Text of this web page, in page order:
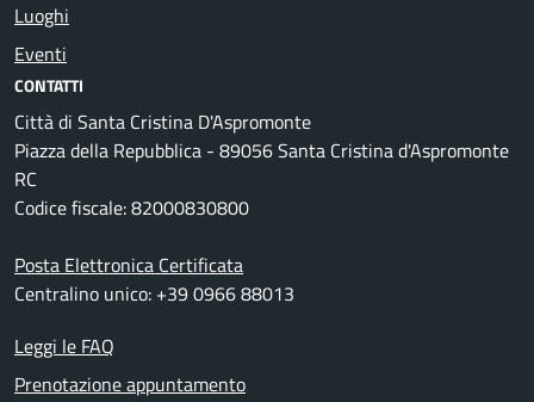
Luoghi
Eventi
CONTATTI
Città di Santa Cristina D'Aspromonte
Piazza della Repubblica - 89056 Santa Cristina d'Aspromonte
RC
Codice fiscale: 82000830800
Posta Elettronica Certificata
Centralino unico: +39 0966 88013
Leggi le FAQ
Prenotazione appuntamento